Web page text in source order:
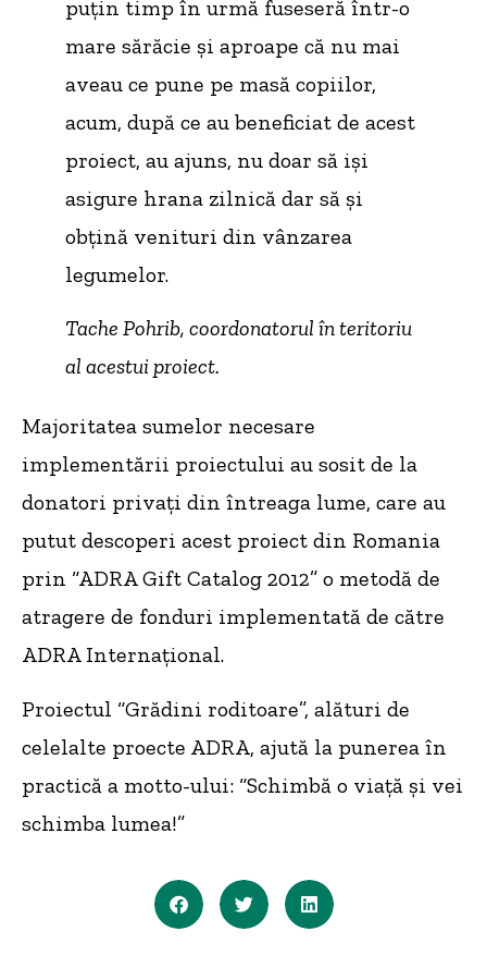
puțin timp în urmă fuseseră într-o
mare sărăcie și aproape că nu mai
aveau ce pune pe masă copiilor,
acum, după ce au beneficiat de acest
proiect, au ajuns, nu doar să iși
asigure hrana zilnică dar să și
obțină venituri din vânzarea
legumelor.
Tache Pohrib, coordonatorul în teritoriu
al acestui proiect.
Majoritatea sumelor necesare
implementării proiectului au sosit de la
donatori privați din întreaga lume, care au
putut descoperi acest proiect din Romania
prin “ADRA Gift Catalog 2012” o metodă de
atragere de fonduri implementată de către
ADRA Internațional.
Proiectul “Grădini roditoare”, alături de
celelalte proecte ADRA, ajută la punerea în
practică a motto-ului: “Schimbă o viață și vei
schimba lumea!”